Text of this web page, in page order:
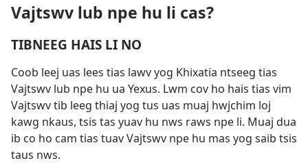
Vajtswv lub npe hu li cas?
TIBNEEG HAIS LI NO
Coob leej uas lees tias lawv yog Khixatia ntseeg tias
Vajtswv lub npe hu ua Yexus. Lwm cov ho hais tias vim
Vajtswv tib leeg thiaj yog tus uas muaj hwjchim loj
kawg nkaus, tsis tas yuav hu nws raws npe li. Muaj dua
ib co ho cam tias tuav Vajtswv npe hu mas yog saib tsis
taus nws.